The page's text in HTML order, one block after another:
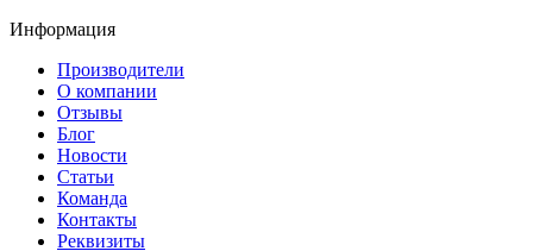
Информация
Производители
О компании
Отзывы
Блог
Новости
Статьи
Команда
Контакты
Реквизиты